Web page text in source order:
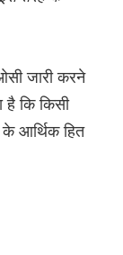
जारी करने
है कि किसी
आर्थिक हित